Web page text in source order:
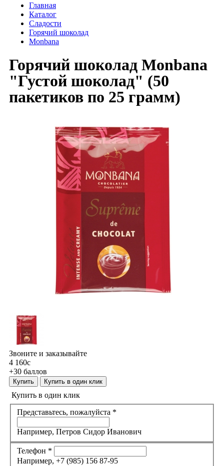
Главная
Каталог
Сладости
Горячий шоколад
Monbana
Горячий шоколад Monbana
"Густой шоколад" (50
пакетиков по 25 грамм)
Звоните и заказывайте
4 160c
+30 баллов
Купить Купить в один клик
Купить в один клик
Представьтесь, пожалуйста *
Например, Петров Сидор Иванович
Телефон *
Например, +7 (985) 156 87-95